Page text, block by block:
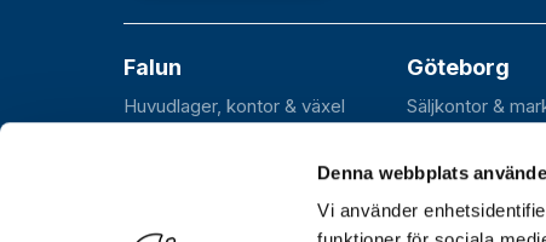
Denna webbplats
Vi använder
Falun
Huvudlager, kontor & växel
Göteborg
Säljkontor &
SE-431 37